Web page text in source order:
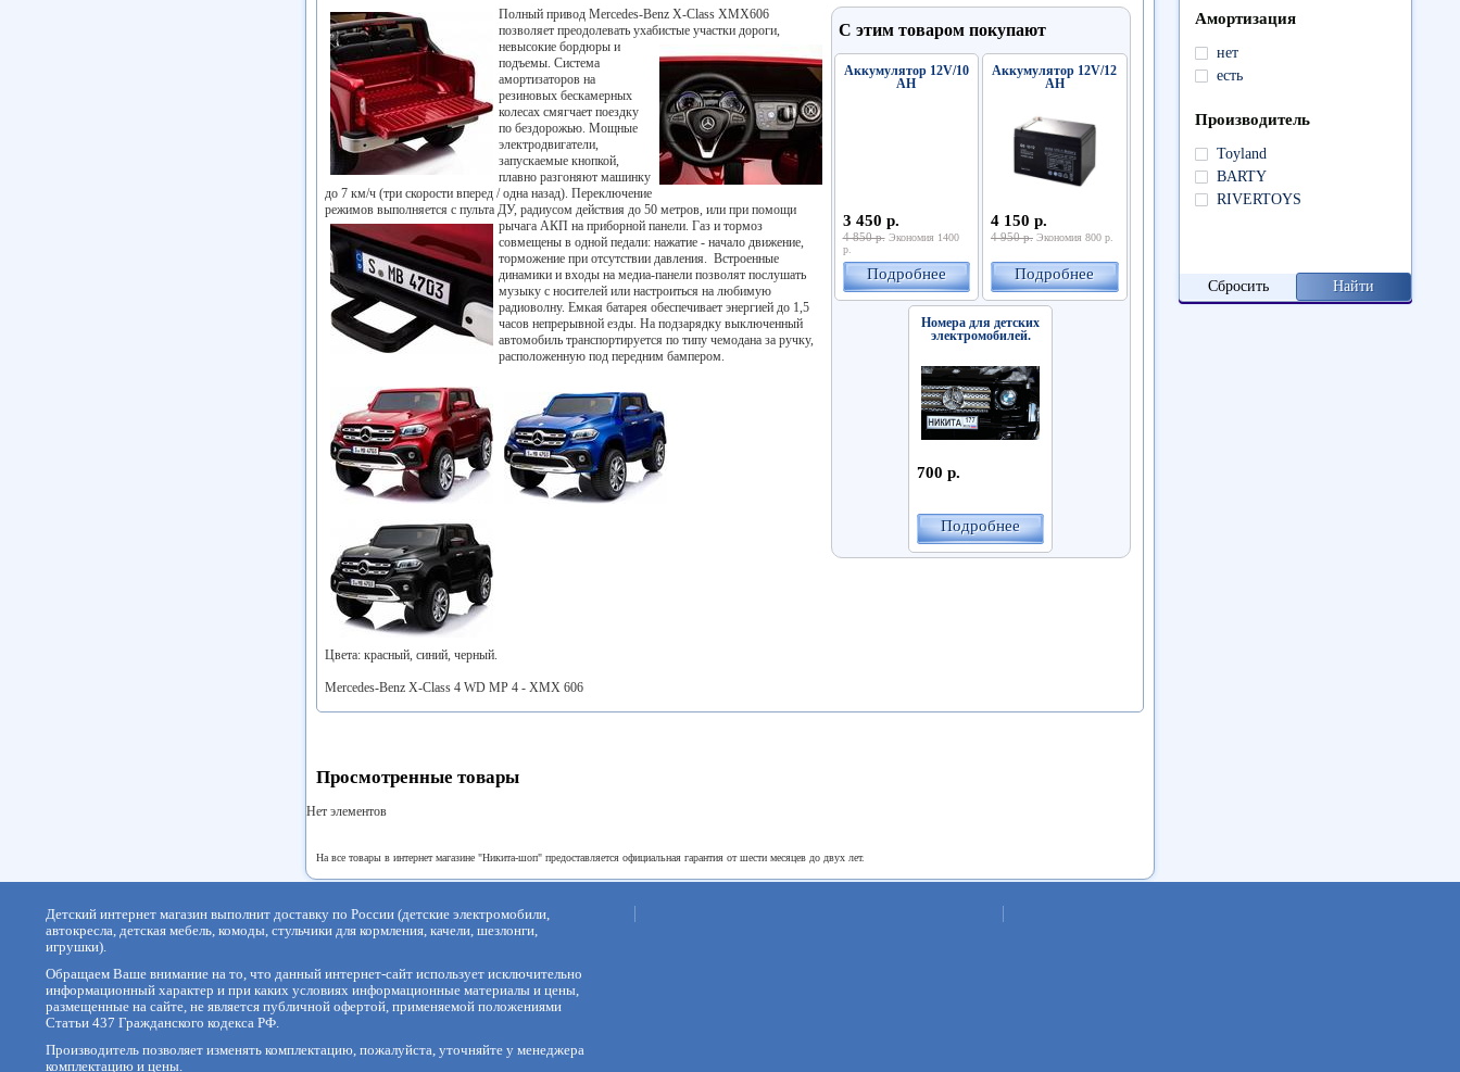
Полный привод Mercedes-Benz X-Class XMX606
позволяет преодолевать ухабистые участки дороги,
невысокие бордюры и
подъемы. Система
амортизаторов на
резиновых бескамерных
колесах смягчает поездку
по бездорожью. Мощные
электродвигатели,
запускаемые кнопкой,
плавно разгоняют машинку
до 7 км/ч (три скорости вперед / одна назад). Переключение
режимов выполняется с пульта ДУ, радиусом действия до 50 метров, или при помощи
рычага АКП на приборной панели. Газ и тормоз
совмещены в одной педали: нажатие - начало движение,
торможение при отсутствии давления. Встроенные
динамики и входы на медиа-панели позволят послушать
музыку с носителей или настроиться на любимую
радиоволну. Емкая батарея обеспечивает энергией до 1,5
часов непрерывной езды. На подзарядку выключенный
автомобиль транспортируется по типу чемодана за ручку,
расположенную под передним бампером.
Цвета: красный, синий, черный.
Mercedes-Benz X-Class 4 WD MP 4 - XMX 606
С этим товаром покупают
Аккумулятор 12V/10
АН
3 450 р.
4 850 р.Экономия 1400
р.
Подробнее
Аккумулятор 12V/12
АН
4 150 р.
4 950 р. Экономия 800 р.
Подробнее
Номера для детских
электромобилей.
700 р.
Подробнее
Просмотренные товары
Нет элементов
На все товары в интернет магазине "Никита-шоп" предоставляется официальная гарантия от шести месяцев до двух лет.
Амортизация
нет
есть
Производитель
Toyland
BARTY
RIVERTOYS
Сбросить
Детский интернет магазин выполнит доставку по России (детские электромобили,
автокресла, детская мебель, комоды, стульчики для кормления, качели, шезлонги,
игрушки).
Обращаем Ваше внимание на то, что данный интернет-сайт использует исключительно
информационный характер и при каких условиях информационные материалы и цены,
размещенные на сайте, не является публичной офертой, применяемой положениями
Статьи 437 Гражданского кодекса РФ.
Производитель позволяет изменять комплектацию, пожалуйста, уточняйте у менеджера
комплектацию и цены.